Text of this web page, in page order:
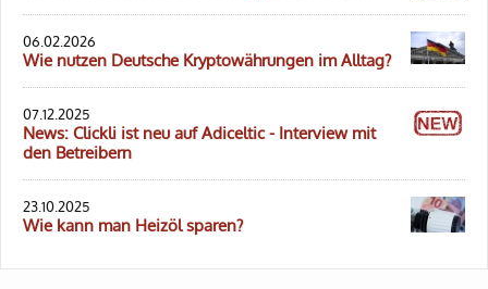
06.02.2026
Wie nutzen Deutsche Kryptowährungen im Alltag?
07.12.2025
News: Clickli ist neu auf Adiceltic - Interview mit
den Betreibern
23.10.2025
Wie kann man Heizöl sparen?